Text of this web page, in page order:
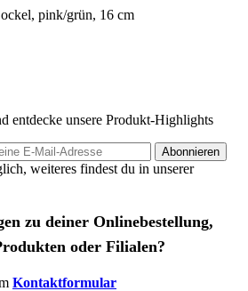
pink/grün, 16 cm
entdecke unsere Produkt-Highlights
Abonnieren
weiteres findest du in unserer
zu deiner Onlinebestellung,
oder Filialen?
Kontaktformular